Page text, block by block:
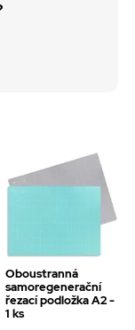
Oboustranná
samoregenerační
řezací podložka A2 -
1 ks